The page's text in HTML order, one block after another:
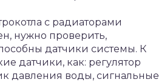
с радиаторами
нужно проверить,
датчики системы. К
датчики, как: регулятор
давления воды, сигнальные